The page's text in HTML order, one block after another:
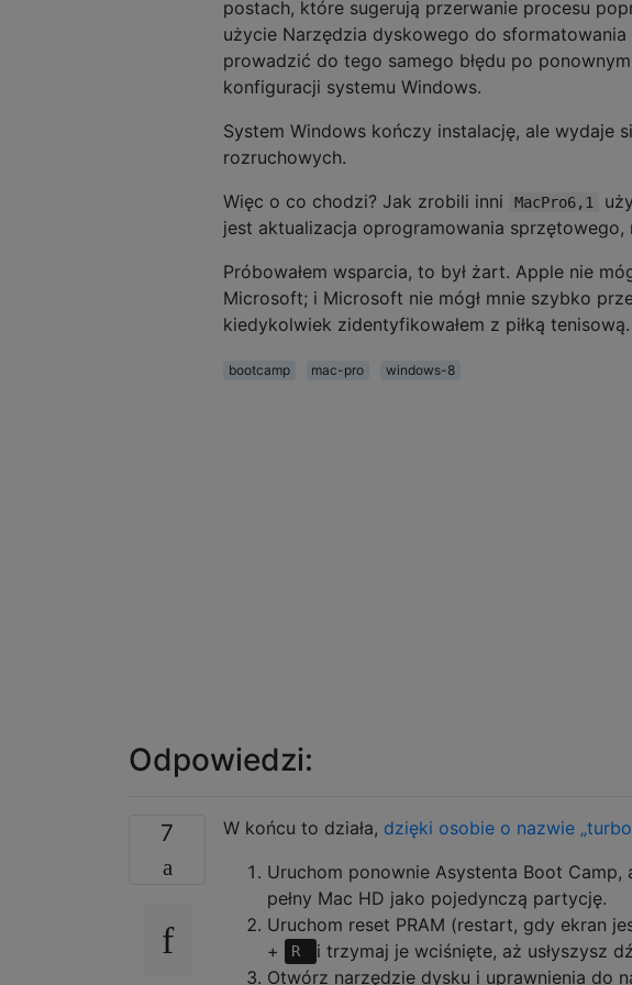
postach, które sugerują przerwanie procesu
użycie Narzędzia dyskowego do
prowadzić do tego samego błędu po
konfiguracji systemu Windows.
System Windows kończy instalację, ale wydaje
rozruchowych.
Więc o co chodzi? Jak zrobili inni
MacPro6,1
jest aktualizacja oprogramowania sprzętowego,
Próbowałem wsparcia, to był żart. Apple nie
Microsoft; i Microsoft nie mógł mnie szybko
kiedykolwiek zidentyfikowałem z piłką tenisową.
bootcamp mac-pro windows-8
Odpowiedzi:
7 W końcu to działa, dzięki osobie o nazwie
Uruchom ponownie Asystenta Boot
pełny Mac HD jako pojedynczą partycję.
Uruchom reset PRAM (restart, gdy ekran
+ R i trzymaj je wciśnięte, aż usłyszysz
Otwórz narzędzie dysku i uprawnienia do